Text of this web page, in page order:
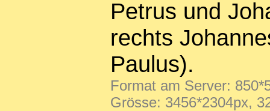
Petrus und
rechts
Paulus).
Format am Server:
Grösse: 3456*2304px,